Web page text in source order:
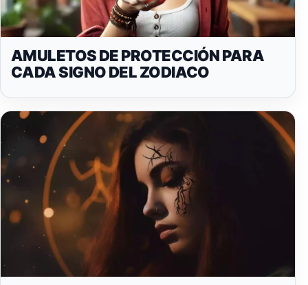
AMULETOS DE PROTECCIÓN PARA
CADA SIGNO DEL ZODIACO